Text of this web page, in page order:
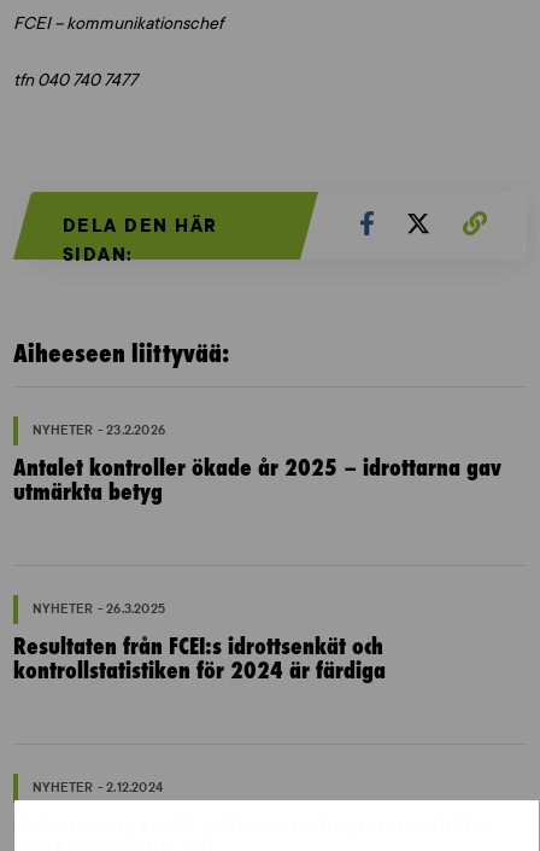
FCEI – kommunikationschef
tfn 040 740 7477
DELA DEN HÄR
SIDAN:
Aiheeseen liittyvää:
NYHETER - 23.2.2026
Antalet kontroller ökade år 2025 – idrottarna gav
utmärkta betyg
NYHETER - 26.3.2025
Resultaten från FCEI:s idrottsenkät och
kontrollstatistiken för 2024 är färdiga
NYHETER - 2.12.2024